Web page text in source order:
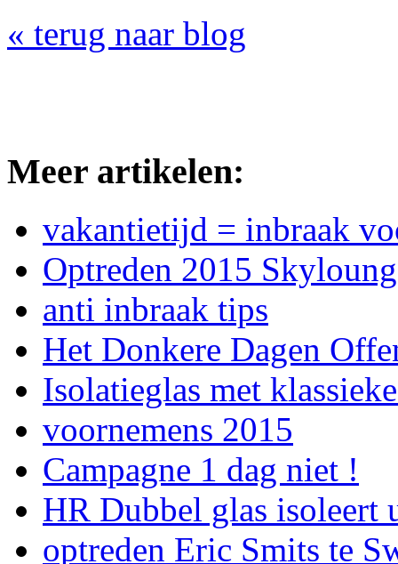
« terug naar blog
Meer artikelen:
vakantietijd = inbraak
Optreden 2015
anti inbraak tips
Het Donkere Dagen
Isolatieglas met
voornemens 2015
Campagne 1 dag niet !
HR Dubbel glas isoleert
optreden Eric Smits te